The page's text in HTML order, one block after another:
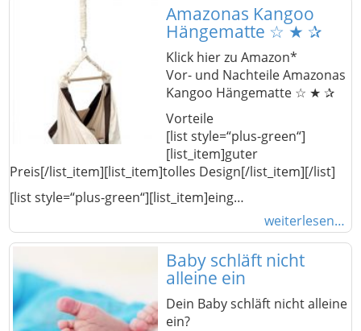
Amazonas Kangoo
Hängematte ☆ ★ ✰
Klick hier zu Amazon*
Vor- und Nachteile Amazonas
Kangoo Hängematte ☆ ★ ✰
Vorteile
[list style=“plus-green“]
[list_item]guter
Preis[/list_item][list_item]tolles Design[/list_item][/list]
[list style=“plus-green“][list_item]eing…
weiterlesen…
Baby schläft nicht
alleine ein
Dein Baby schläft nicht alleine
ein?